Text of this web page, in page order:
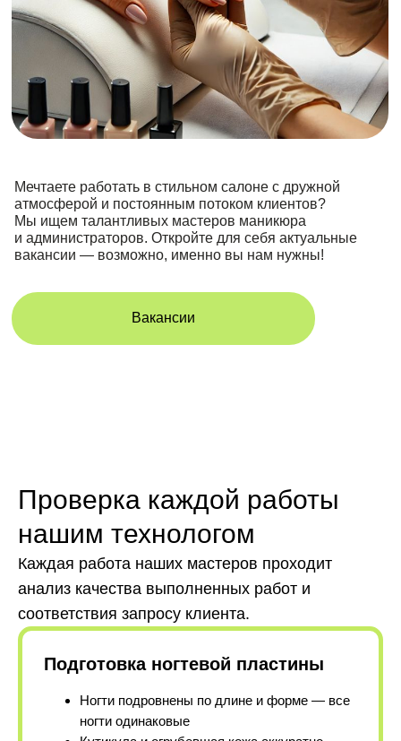
Проверка каждой работы
нашим технологом
Каждая работа наших мастеров проходит
анализ качества выполненных работ и
соответствия запросу клиента.
Подготовка ногтевой пластины
Ногти подровнены по длине и форме — все
ногти одинаковые